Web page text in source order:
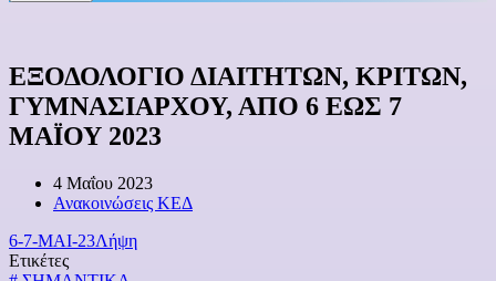
ΕΞΟΔΟΛΟΓΙΟ ΔΙΑΙΤΗΤΩΝ, ΚΡΙΤΩΝ,
ΓΥΜΝΑΣΙΑΡΧΟΥ, ΑΠΟ 6 ΕΩΣ 7
ΜΑΪΟΥ 2023
4 Μαΐου 2023
Ανακοινώσεις ΚΕΔ
6-7-ΜΑΙ-23Λήψη
Ετικέτες